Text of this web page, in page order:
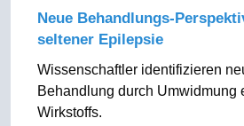
Neue Behandlungs-
seltener Epilepsie
Wissenschaftler identifizieren
Behandlung durch Umwidmung
Wirkstoffs.